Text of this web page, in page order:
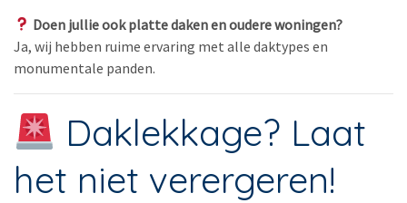
Doen jullie ook platte daken en oudere woningen?
Ja, wij hebben ruime ervaring met alle daktypes en
monumentale panden.
Daklekkage? Laat
het niet verergeren!